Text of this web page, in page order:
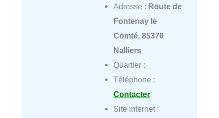
Adresse : Route de
Fontenay le
Comté, 85370
Nalliers
Quartier :
Téléphone :
Contacter
Site internet :